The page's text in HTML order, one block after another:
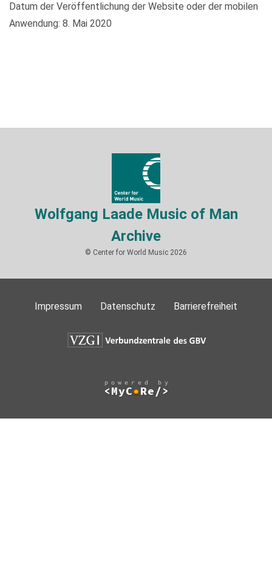
Datum der Veröffentlichung der Website oder der mobilen
Anwendung: 8. Mai 2020
Wolfgang Laade Music of Man
Archive
© Center for World Music 2026
Impressum Datenschutz Barrierefreiheit